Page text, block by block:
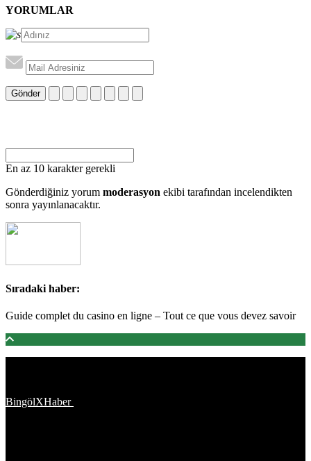
YORUMLAR
Gönder
En az 10 karakter gerekli
Gönderdiğiniz yorum moderasyon ekibi tarafından incelendikten
sonra yayınlanacaktır.
Sıradaki haber:
Guide complet du casino en ligne – Tout ce que vous devez savoir
BingölXHaber